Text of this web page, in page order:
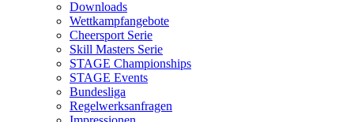
Downloads
Wettkampfangebote
Cheersport Serie
Skill Masters Serie
STAGE Championships
STAGE Events
Bundesliga
Regelwerksanfragen